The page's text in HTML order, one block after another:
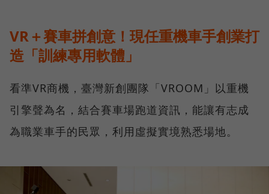
VR＋賽車拼創意！現任重機車手創業打
造「訓練專用軟體」
看準VR商機，臺灣新創團隊「VROOM」以重機
引擎聲為名，結合賽車場跑道資訊，能讓有志成
為職業車手的民眾，利用虛擬實境熟悉場地。